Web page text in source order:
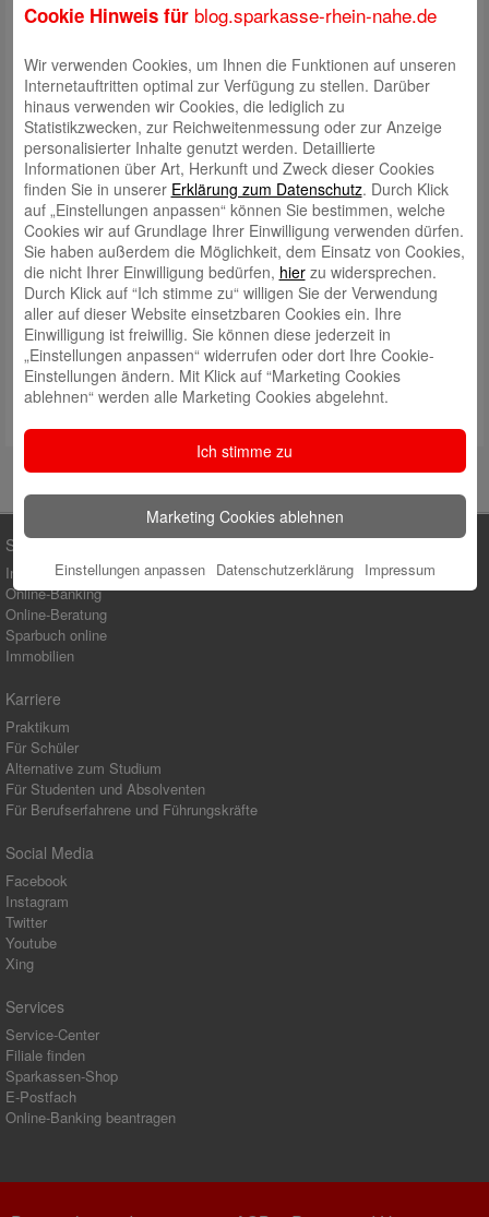
Innerstädtische Entwicklung
Die Bad Kreuznacher Entwicklungsgesellschaft mbH (BKEG) wurde im
März 2006 gegründet. Gesellschafter sind die LBBW Immobilien GmbH
Stuttgart, die Gesellschaft für Beteiligungen und Parken GmbH & Co.
KG, Bad Kreuznach (BGK), eine städtische Gesellschaft, sowie die
Sparkasse Rhein-Nahe.
Die BKEG hat fünf ehemalige Liegenschaften der US Army in Bad
Kreuznach erworben und betreibt die Planung, Entwicklung,
Erschließung und Vermarktung für diese Flächen.
Daten:
Zeitraum: 2006-2017
Fläche: 76,4 ha
Einheiten:
210 Einfamilienhäuser
1.120 Wohnungen
1.300 Arbeitsplätze
Sparkasse Rhein-Nahe
Internet-Filiale
Online-Banking
Online-Beratung
Sparbuch online
Immobilien
Karriere
Praktikum
Für Schüler
Alternative zum Studium
Für Studenten und Absolventen
Für Berufserfahrene und Führungskräfte
Social Media
Facebook
Instagram
Twitter
Youtube
Xing
Services
Service-Center
Filiale finden
Sparkassen-Shop
E-Postfach
Online-Banking beantragen
Cookie Hinweis für blog.sparkasse-rhein-nahe.de
Wir verwenden Cookies, um Ihnen die Funktionen auf unseren
Internetauftritten optimal zur Verfügung zu stellen. Darüber
hinaus verwenden wir Cookies, die lediglich zu
Statistikzwecken, zur Reichweitenmessung oder zur Anzeige
personalisierter Inhalte genutzt werden. Detaillierte
Informationen über Art, Herkunft und Zweck dieser Cookies
finden Sie in unserer Erklärung zum Datenschutz. Durch Klick
auf „Einstellungen anpassen“ können Sie bestimmen, welche
Cookies wir auf Grundlage Ihrer Einwilligung verwenden dürfen.
Sie haben außerdem die Möglichkeit, dem Einsatz von Cookies,
die nicht Ihrer Einwilligung bedürfen, hierzu widersprechen.
Durch Klick auf “Ich stimme zu“ willigen Sie der Verwendung
aller auf dieser Website einsetzbaren Cookies ein. Ihre
Einwilligung ist freiwillig. Sie können diese jederzeit in
„Einstellungen anpassen“ widerrufen oder dort Ihre Cookie-
Einstellungen ändern. Mit Klick auf “Marketing Cookies
ablehnen“ werden alle Marketing Cookies abgelehnt.
Ich stimme zu
Marketing Cookies ablehnen
Einstellungen anpassen Datenschutzerklärung Impressum